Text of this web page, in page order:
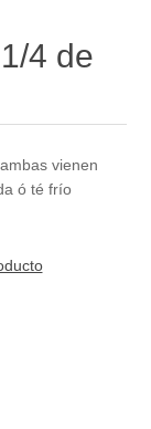
4 de
vienen
ó té frío